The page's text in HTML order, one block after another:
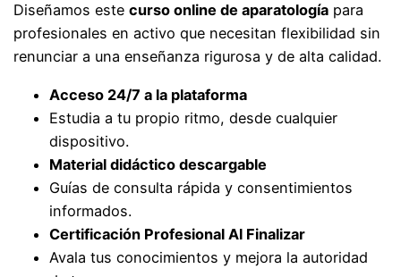
Diseñamos estecurso online de aparatología para
profesionales en activo que necesitan flexibilidad sin
renunciar a una enseñanza rigurosa y de alta calidad.
Acceso 24/7 a la plataforma
Estudia a tu propio ritmo, desde cualquier
dispositivo.
Material didáctico descargable
Guías de consulta rápida y consentimientos
informados.
Certificación Profesional Al Finalizar
Avala tus conocimientos y mejora la autoridad